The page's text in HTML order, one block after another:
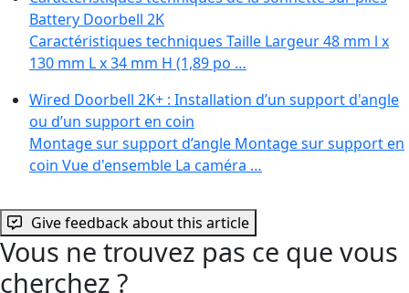
Battery Doorbell 2K
Caractéristiques techniques Taille Largeur 48 mm l x
130 mm L x 34 mm H (1,89 po …
Wired Doorbell 2K+ : Installation d’un support d'angle
ou d’un support en coin
Montage sur support d’angle Montage sur support en
coin Vue d'ensemble La caméra …
Give feedback about this article
Vous ne trouvez pas ce que vous
cherchez ?